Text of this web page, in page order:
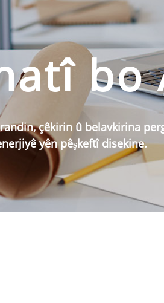
P SERIES 10-220 KVA
SERIYA DE 22-250 KVA
K SEREIS 7-49 KVA
SERIYA V 94-285 KVA
P
SERIYA
SERIYA
SERIYA
bo
çêkirin û belavkirina
yên pêşkeftî disekine.